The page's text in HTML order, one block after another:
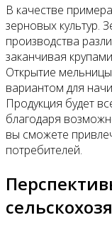
В качестве
зерновых культур.
производства
заканчивая
Открытие
вариантом для
Продукция будет
благодаря
вы сможете
потребителей.